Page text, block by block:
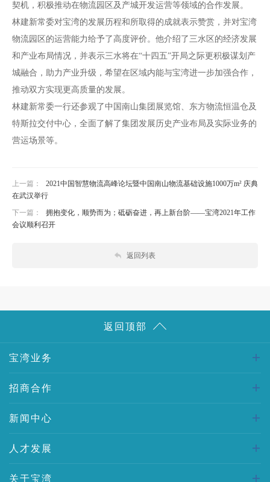
契机，积极推动在物流园区及产城开发运营等领域的合作发展。
林建新常委对宝湾的发展历程和所取得的成就表示赞赏，并对宝湾
物流园区的运营能力给予了高度评价。他介绍了三水区的经济发展
和产业布局情况，并表示三水将在“十四五”开局之际更积极谋划产
城融合，助力产业升级，希望在区域内能与宝湾进一步加强合作，
推动双方实现更高质量的发展。
林建新常委一行还参观了中国南山集团展览馆、东方物流恒温仓及
特斯拉交付中心，全面了解了集团发展历史产业布局及实际业务的
营运场景等。
上一篇：
2021中国智慧物流高峰论坛暨中国南山物流基础设施1000万m² 庆典
在武汉举行
下一篇：
拥抱变化，顺势而为；砥砺奋进，再上新台阶——宝湾2021年工作
会议顺利召开
返回列表
返回顶部
宝湾业务
招商合作
新闻中心
人才发展
关于宝湾